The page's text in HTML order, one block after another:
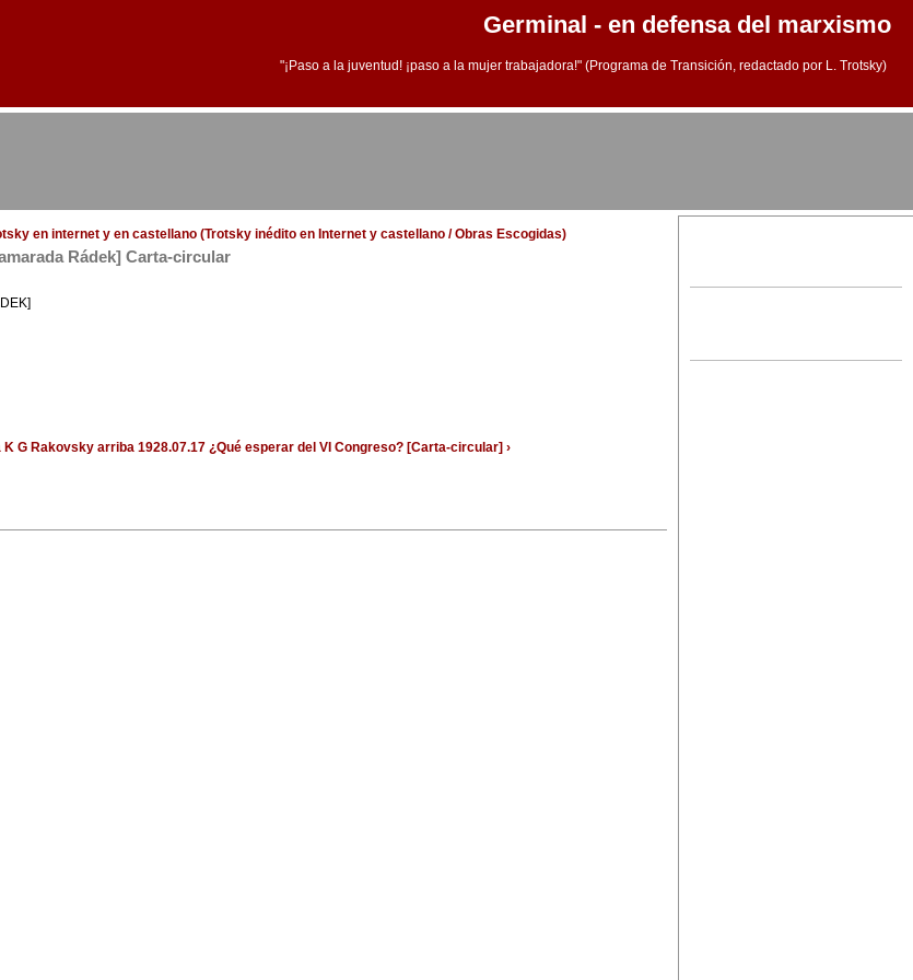
Germinal - en defensa del marxismo
"¡Paso a la juventud! ¡paso a la mujer trabajadora!" (Programa de Transición, redactado por L. Trotsky)
en internet y en castellano (Trotsky inédito en Internet y castellano / Obras Escogidas)
Rádek] Carta-circular
K G Rakovsky arriba 1928.07.17 ¿Qué esperar del VI Congreso? [Carta-circular] ›